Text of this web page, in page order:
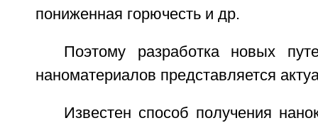
пониженная горючесть и др.
Поэтому разработка новых
наноматериалов представляется
Известен способ получения